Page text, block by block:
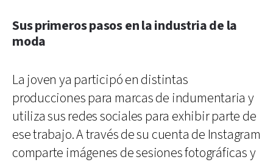
Sus primeros pasos en la industria de la
moda
La joven ya participó en distintas
producciones para marcas de indumentaria y
utiliza sus redes sociales para exhibir parte de
ese trabajo. A través de su cuenta de Instagram
comparte imágenes de sesiones fotográficas y